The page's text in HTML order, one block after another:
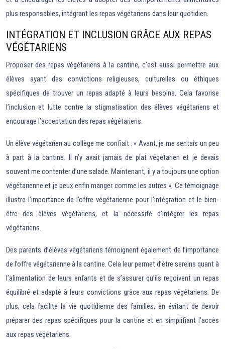
plus responsables, intégrant les repas végétariens dans leur quotidien.
INTÉGRATION ET INCLUSION GRÂCE AUX REPAS
VÉGÉTARIENS
Proposer des repas végétariens à la cantine, c’est aussi permettre aux
élèves ayant des convictions religieuses, culturelles ou éthiques
spécifiques de trouver un repas adapté à leurs besoins. Cela favorise
l’inclusion et lutte contre la stigmatisation des élèves végétariens et
encourage l’acceptation des repas végétariens.
Un élève végétarien au collège me confiait : « Avant, je me sentais un peu
à part à la cantine. Il n’y avait jamais de plat végétarien et je devais
souvent me contenter d’une salade. Maintenant, il y a toujours une option
végétarienne et je peux enfin manger comme les autres ». Ce témoignage
illustre l’importance de l’offre végétarienne pour l’intégration et le bien-
être des élèves végétariens, et la nécessité d’intégrer les repas
végétariens.
Des parents d’élèves végétariens témoignent également de l’importance
de l’offre végétarienne à la cantine. Cela leur permet d’être sereins quant à
l’alimentation de leurs enfants et de s’assurer qu’ils reçoivent un repas
équilibré et adapté à leurs convictions grâce aux repas végétariens. De
plus, cela facilite la vie quotidienne des familles, en évitant de devoir
préparer des repas spécifiques pour la cantine et en simplifiant l’accès
aux repas végétariens.